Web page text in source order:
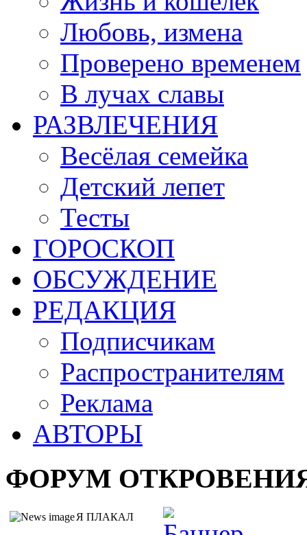
Любовь, измена
Проверено временем
В лучах славы
РАЗВЛЕЧЕНИЯ
Весёлая семейка
Детский лепет
Тесты
ГОРОСКОП
ОБСУЖДЕНИЕ
РЕДАКЦИЯ
Подписчикам
Распространителям
Реклама
АВТОРЫ
ФОРУМ
Я ПЛАКАЛ